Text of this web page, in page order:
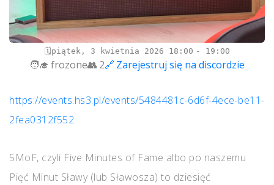
piątek, 3 kwietnia 2026 18:00 19:00
frozone 2 Zarejestruj się na discordzie
https://events.hs3.pl/events/5484481c-6d6f-4ece-be11-
2fea0312f552
5MoF, czyli Five Minutes of Fame albo po naszemu
Pięć Minut Sławy (lub Sławosza) to dziesięć